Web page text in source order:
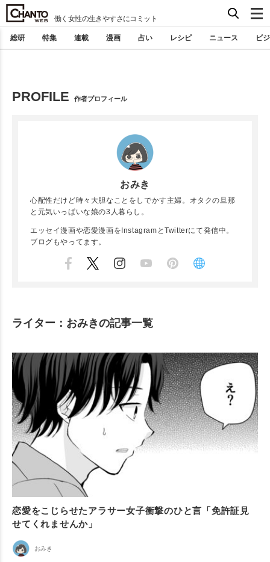
働く女性の生きやすさにコミット
総研 特集 連載 漫画 占い レシピ ニュース ビ
PROFILE 作者プロフィール
おみき
心配性だけど時々大胆なことをしでかす主婦。オタクの旦那
と元気いっぱいな娘の3人暮らし。
エッセイ漫画や恋愛漫画をInstagramとTwitterにて発信中。
ブログもやってます。
ライター：おみきの記事一覧
恋愛をこじらせたアラサー女子衝撃のひと言「免許証見
せてくれませんか」
おみき